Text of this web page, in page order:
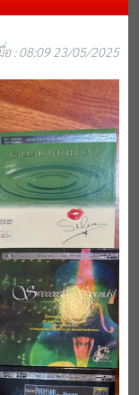
อ : 08:09 23/05/2025